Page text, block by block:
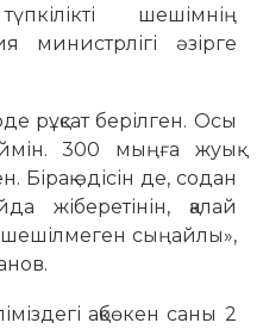
шешімнің
министрлігі әзірге
рұқсат берілген. Осы
300 мыңға жуық
Бірақ әдісін де, содан
жіберетінін, қалай
сыңайлы»,
ақбөкен саны 2